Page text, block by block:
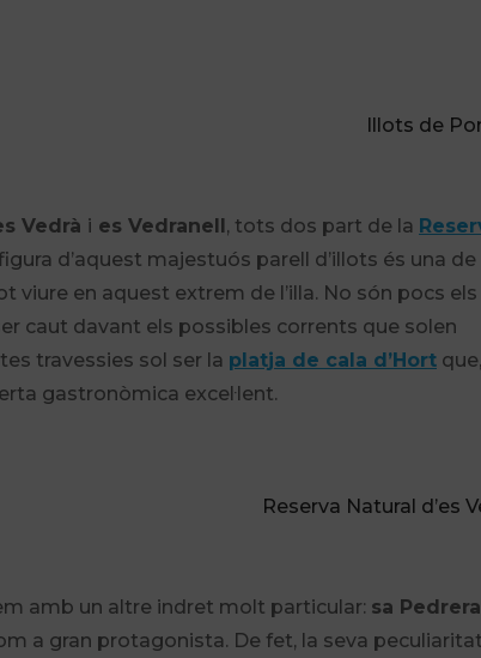
Illots de
Vedrà i es Vedranell, tots dos part de la
d’aquest majestuós parell d’illots és una de
en aquest extrem de l’illa. No són pocs els
caut davant els possibles corrents que solen
travessies sol ser la platja de cala d’Hort
gastronòmica excel·lent.
Reserva Natural d’es
amb un altre indret molt particular: sa Pedrera
a gran protagonista. De fet, la seva